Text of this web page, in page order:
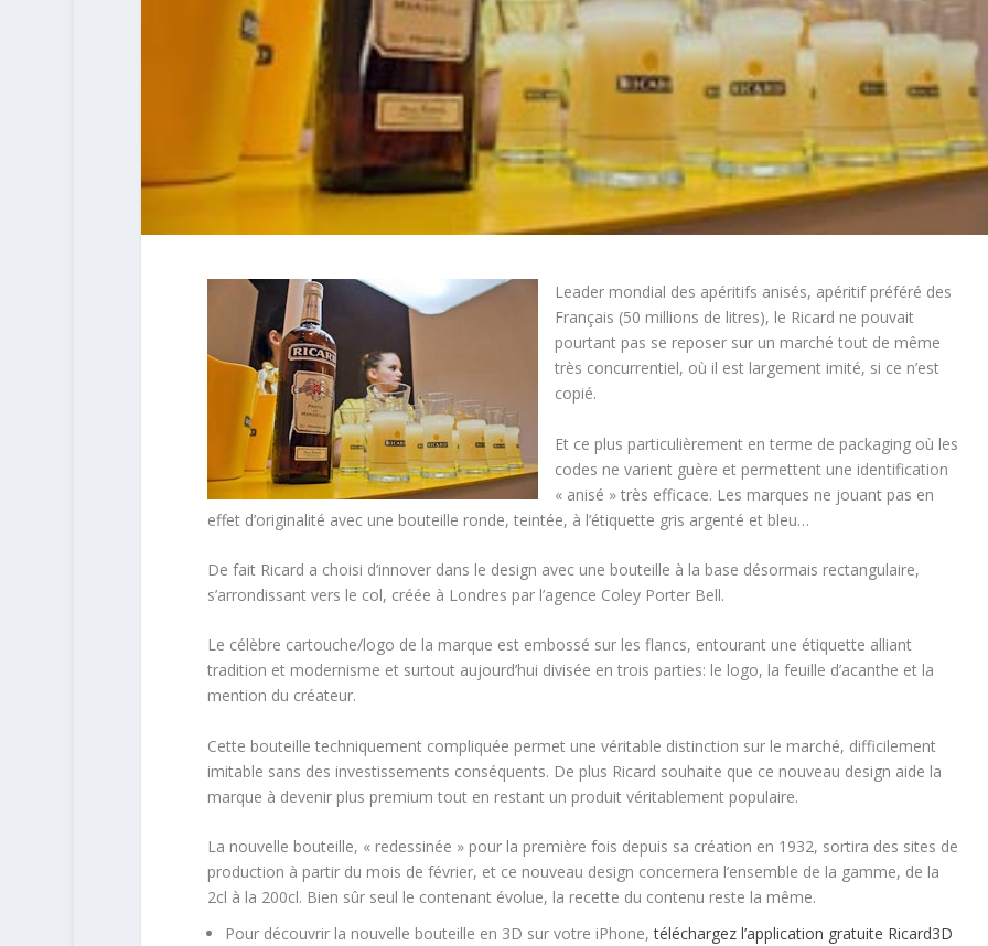
Leader mondial des apéritifs anisés, apéritif préféré des
Français (50 millions de litres), le Ricard ne pouvait
pourtant pas se reposer sur un marché tout de même
très concurrentiel, où il est largement imité, si ce n’est
copié.
Et ce plus particulièrement en terme de packaging où les
codes ne varient guère et permettent une identification
« anisé » très efficace. Les marques ne jouant pas en
effet d’originalité avec une bouteille ronde, teintée, à l’étiquette gris argenté et bleu…
De fait Ricard a choisi d’innover dans le design avec une bouteille à la base désormais rectangulaire,
s’arrondissant vers le col, créée à Londres par l’agence Coley Porter Bell.
Le célèbre cartouche/logo de la marque est embossé sur les flancs, entourant une étiquette alliant
tradition et modernisme et surtout aujourd’hui divisée en trois parties: le logo, la feuille d’acanthe et la
mention du créateur.
Cette bouteille techniquement compliquée permet une véritable distinction sur le marché, difficilement
imitable sans des investissements conséquents. De plus Ricard souhaite que ce nouveau design aide la
marque à devenir plus premium tout en restant un produit véritablement populaire.
La nouvelle bouteille, « redessinée » pour la première fois depuis sa création en 1932, sortira des sites de
production à partir du mois de février, et ce nouveau design concernera l’ensemble de la gamme, de la
2cl à la 200cl. Bien sûr seul le contenant évolue, la recette du contenu reste la même.
Pour découvrir la nouvelle bouteille en 3D sur votre iPhone,téléchargez l’application gratuite Ricard3D